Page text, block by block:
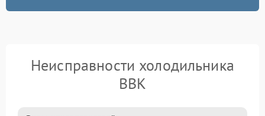
Неисправности холодильника
BBK